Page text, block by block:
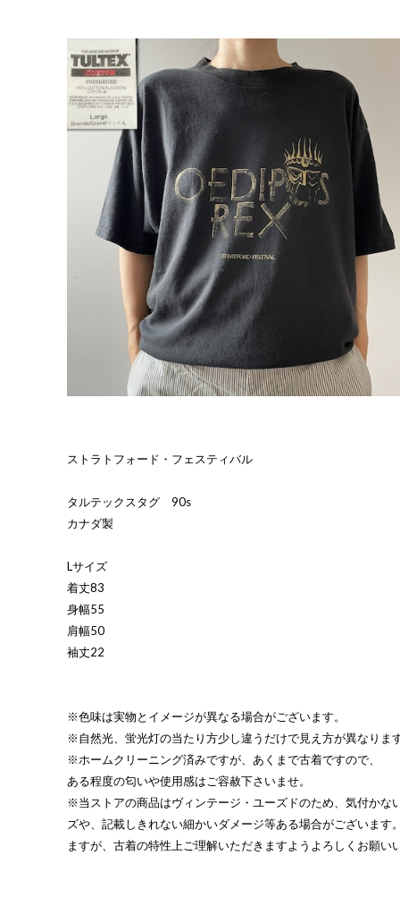
ストラトフォード・フェスティバル
タルテックスタグ 90s
カナダ製
Lサイズ
着丈83
身幅55
肩幅50
袖丈22
※色味は実物とイメージが異なる場合がございます。
※自然光、蛍光灯の当たり方少し違うだけで見え方が異なりま
※ホームクリーニング済みですが、あくまで古着ですので、
ある程度の匂いや使用感はご容赦下さいませ。
※当ストアの商品はヴィンテージ・ユーズドのため、気付かな
ズや、記載しきれない細かいダメージ等ある場合がございます
ますが、古着の特性上ご理解いただきますようよろしくお願い